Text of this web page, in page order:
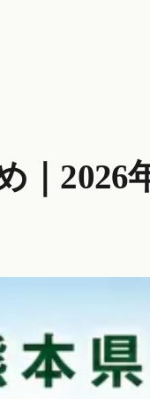
｜2026